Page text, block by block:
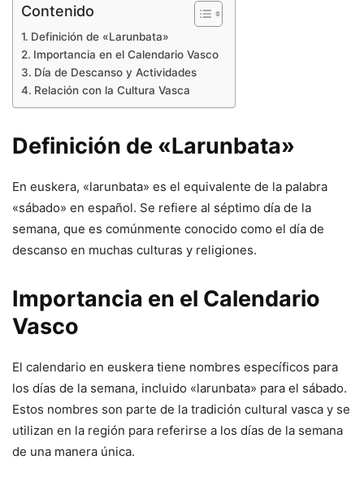
Contenido
Definición de «Larunbata»
Importancia en el Calendario Vasco
Día de Descanso y Actividades
Relación con la Cultura Vasca
Definición de «Larunbata»
En euskera, «larunbata» es el equivalente de la palabra
«sábado» en español. Se refiere al séptimo día de la
semana, que es comúnmente conocido como el día de
descanso en muchas culturas y religiones.
Importancia en el Calendario
Vasco
El calendario en euskera tiene nombres específicos para
los días de la semana, incluido «larunbata» para el sábado.
Estos nombres son parte de la tradición cultural vasca y se
utilizan en la región para referirse a los días de la semana
de una manera única.